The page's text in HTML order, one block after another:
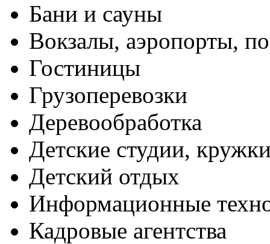
Бани и сауны
Вокзалы, аэропорты,
Гостиницы
Грузоперевозки
Деревообработка
Детские студии,
Детский отдых
Информационные
Кадровые агентства